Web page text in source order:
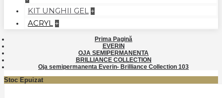
KIT UNGHII GEL +
ACRYL +
Prima Pagină
EVERIN
OJA SEMIPERMANENTA
BRILLIANCE COLLECTION
Oja semipermanenta Everin- Brilliance Collection 103
Stoc Epuizat